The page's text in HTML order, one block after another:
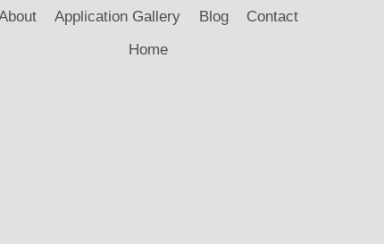
Application Gallery Blog
Contact
Home